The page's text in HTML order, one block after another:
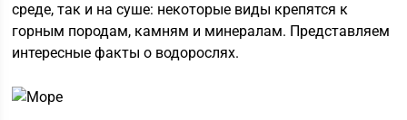
среде, так и на суше: некоторые виды крепятся к
горным породам, камням и минералам. Представляем
интересные факты о водорослях.